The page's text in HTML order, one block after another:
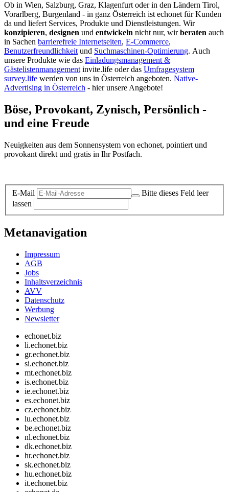
Ob in Wien, Salzburg, Graz, Klagenfurt oder in den Ländern Tirol,
Vorarlberg, Burgenland - in ganz Österreich ist echonet für Kunden
da und liefert Services, Produkte und Dienstleistungen. Wir
konzipieren, designen und entwickeln nicht nur, wirberaten auch
in Sachen barrierefreie Internetseiten, E-Commerce,
Benutzerfreundlichkeit und Suchmaschinen-Optimierung. Auch
unsere Produkte wie das Einladungsmanagement &
Gästelistenmanagement invite.life oder das Umfragesystem
survey.life werden von uns in Österreich angeboten. Native-
Advertising in Österreich - hier unsere Angebote!
Böse, Provokant, Zynisch, Persönlich -
und eine Freude
Neuigkeiten aus dem Sonnensystem von echonet, pointiert und
provokant direkt und gratis in Ihr Postfach.
E-Mail
Bitte dieses Feld leer
lassen
Metanavigation
Impressum
AGB
Jobs
Inhaltsverzeichnis
AVV
Datenschutz
Werbung
Newsletter
echonet.biz
li.echonet.biz
gr.echonet.biz
si.echonet.biz
mt.echonet.biz
is.echonet.biz
ie.echonet.biz
es.echonet.biz
cz.echonet.biz
lu.echonet.biz
be.echonet.biz
nl.echonet.biz
dk.echonet.biz
hr.echonet.biz
sk.echonet.biz
hu.echonet.biz
it.echonet.biz